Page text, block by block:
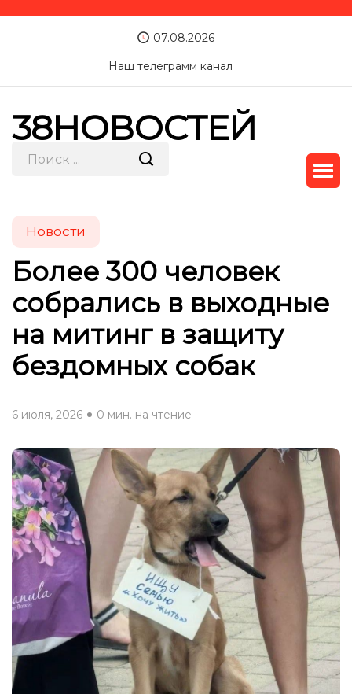
07.08.2026
Наш телеграмм канал
38НОВОСТЕЙ
Новости
Более 300 человек
собрались в выходные
на митинг в защиту
бездомных собак
6 июля, 2026 0 мин. на чтение